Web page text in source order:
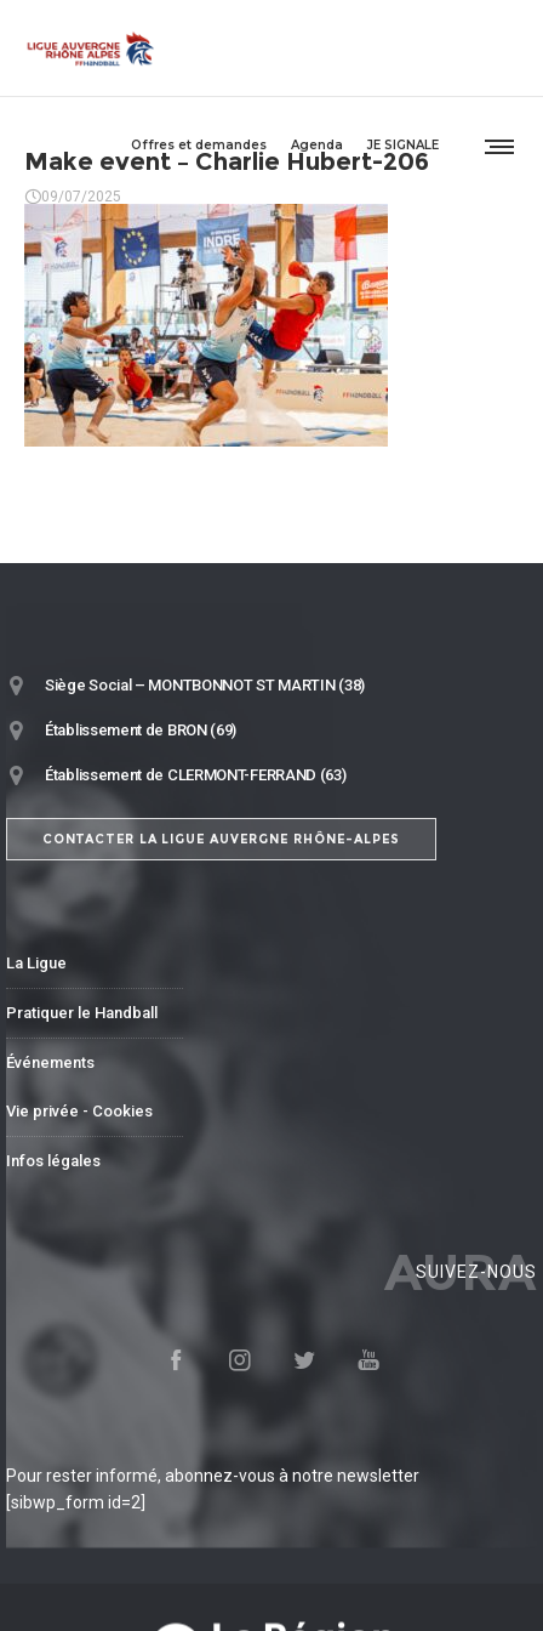
Offres et demandes Agenda JE SIGNALE
Make event – Charlie Hubert-206
09/07/2025
Siège Social – MONTBONNOT ST MARTIN (38)
Établissement de BRON (69)
Établissement de CLERMONT-FERRAND (63)
CONTACTER LA LIGUE AUVERGNE RHÔNE-ALPES
La Ligue
Pratiquer le Handball
Événements
Vie privée - Cookies
Infos légales
AURA
SUIVEZ-NOUS
Pour rester informé, abonnez-vous à notre newsletter
[sibwp_form id=2]